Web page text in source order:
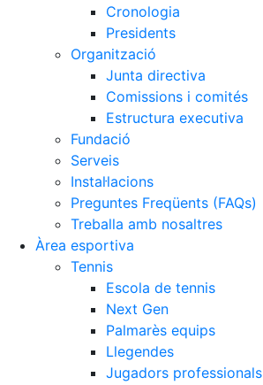
Cronologia
Presidents
Organització
Junta directiva
Comissions i comités
Estructura executiva
Fundació
Serveis
Instal·lacions
Preguntes Freqüents (FAQs)
Treballa amb nosaltres
Àrea esportiva
Tennis
Escola de tennis
Next Gen
Palmarès equips
Llegendes
Jugadors professionals